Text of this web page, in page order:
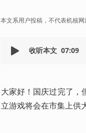
本文系用户投稿，不代表机核网
收听本文 07:09
大家好！国庆过完了，
立游戏将会在市集上供